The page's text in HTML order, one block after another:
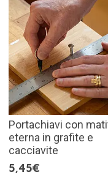
Portachiavi con
eterna in grafite e
cacciavite
5,45€